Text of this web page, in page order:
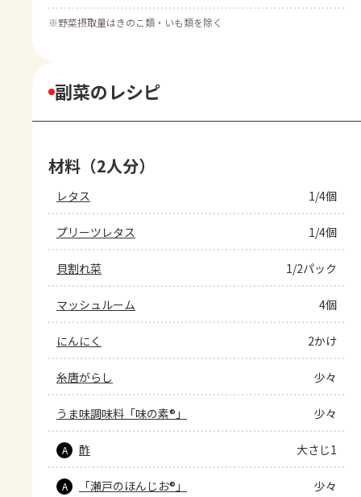
※野菜摂取量はきのこ類・いも類を除く
副菜のレシピ
材料（2人分）
レタス 1/4個
プリーツレタス 1/4個
貝割れ菜 1/2パック
マッシュルーム 4個
にんにく 2かけ
糸唐がらし 少々
うま味調味料「味の素®」 少々
A 酢 大さじ1
A 「瀬戸のほんじお®」 少々